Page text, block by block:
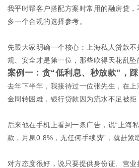
我平时帮客户搭配方案时常用的融房贷
多一个合规的选择参考。
先跟大家明确一个核心：上海私人贷款不
规、安全才是第一位，那些吹得天花乱坠
案例一：贪“低利息、秒放款”，
去年下半年，我接待过一位张先生，在
金周转困难，银行贷款因为流水不足被拒
后来他在手机上看到一条广告，说“上海
款，月息0.8%，无任何手续费”，就赶紧
对方态度很好，说只要提供身份证、营业